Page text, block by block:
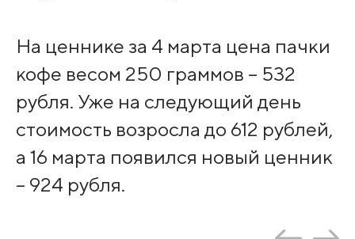
На ценнике за 4 марта цена пачки
кофе весом 250 граммов – 532
рубля. Уже на следующий день
стоимость возросла до 612 рублей,
а 16 марта появился новый ценник
– 924 рубля.